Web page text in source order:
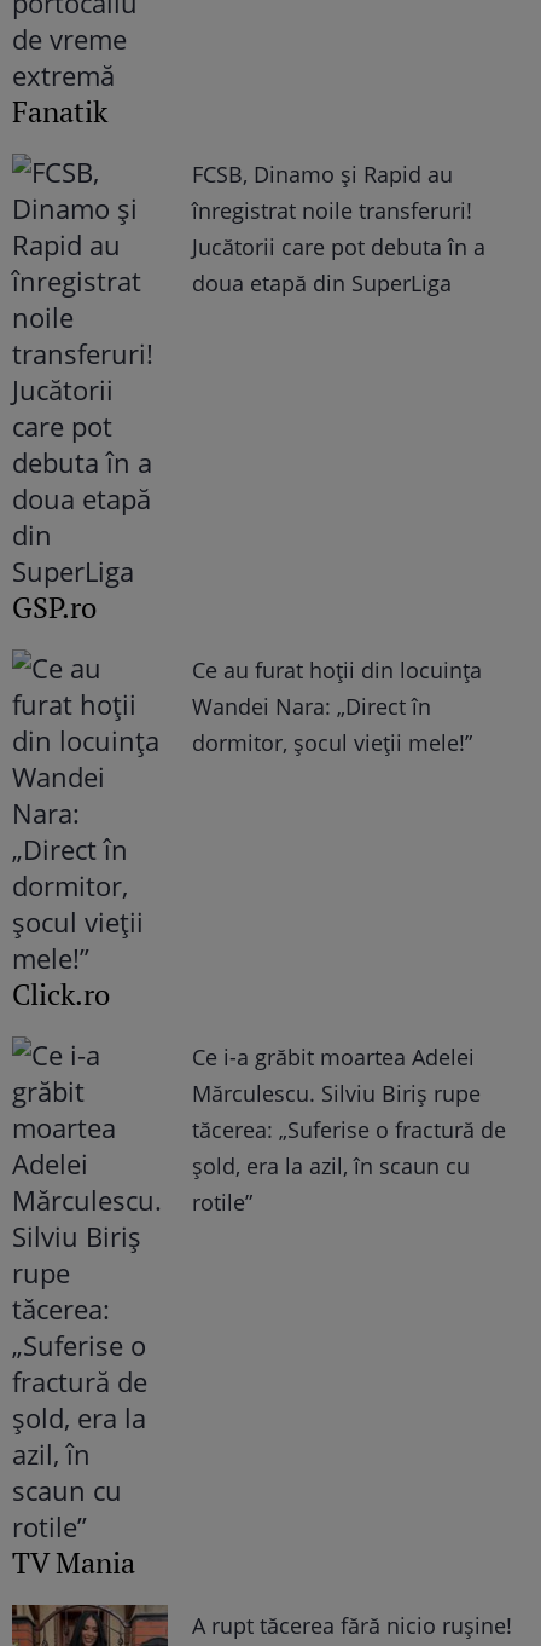
Fanatik
FCSB, Dinamo şi Rapid au
înregistrat noile transferuri!
Jucătorii care pot debuta în a
doua etapă din SuperLiga
GSP.ro
Ce au furat hoții din locuința
Wandei Nara: „Direct în
dormitor, șocul vieții mele!”
Click.ro
Ce i-a grăbit moartea Adelei
Mărculescu. Silviu Biriș rupe
tăcerea: „Suferise o fractură de
șold, era la azil, în scaun cu
rotile”
TV Mania
A rupt tăcerea fără nicio rușine!